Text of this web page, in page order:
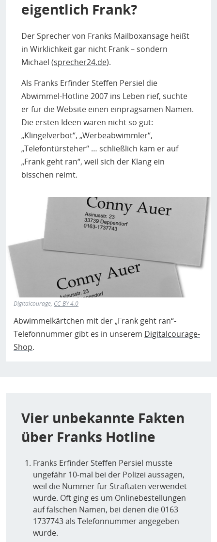
eigentlich Frank?
Der Sprecher von Franks Mailboxansage heißt
in Wirklichkeit gar nicht Frank – sondern
Michael (sprecher24.de).
Als Franks Erfinder Steffen Persiel die
Abwimmel-Hotline 2007 ins Leben rief, suchte
er für die Website einen einprägsamen Namen.
Die ersten Ideen waren nicht so gut:
„Klingelverbot“, „Werbeabwimmler“,
„Telefontürsteher“ … schließlich kam er auf
„Frank geht ran“, weil sich der Klang ein
bisschen reimt.
Digitalcourage, CC-BY 4.0
Abwimmelkärtchen mit der „Frank geht ran“-
Telefonnummer gibt es in unserem Digitalcourage-
Shop.
Vier unbekannte Fakten
über Franks Hotline
Franks Erfinder Steffen Persiel musste
ungefähr 10-mal bei der Polizei aussagen,
weil die Nummer für Straftaten verwendet
wurde. Oft ging es um Onlinebestellungen
auf falschen Namen, bei denen die 0163
1737743 als Telefonnummer angegeben
wurde.